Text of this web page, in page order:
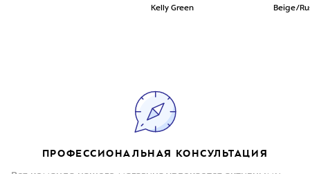
Kelly Green
Beige/
ПРОФЕССИОНАЛЬНАЯ КОНСУЛЬТАЦИЯ